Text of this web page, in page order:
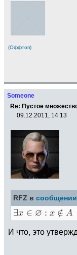
(Оффтоп)
Someone
Re: Пустое
09.12.2011, 14:13
RFZ в сообщении
И что, это